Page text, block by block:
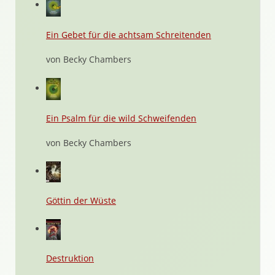
Ein Gebet für die achtsam Schreitenden
von Becky Chambers
Ein Psalm für die wild Schweifenden
von Becky Chambers
Göttin der Wüste
Destruktion